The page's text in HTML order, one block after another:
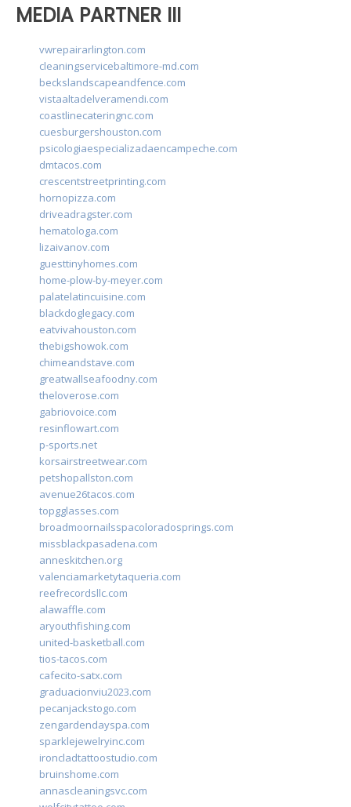
MEDIA PARTNER III
vwrepairarlington.com
cleaningservicebaltimore-md.com
beckslandscapeandfence.com
vistaaltadelveramendi.com
coastlinecateringnc.com
cuesburgershouston.com
psicologiaespecializadaencampeche.com
dmtacos.com
crescentstreetprinting.com
hornopizza.com
driveadragster.com
hematologa.com
lizaivanov.com
guesttinyhomes.com
home-plow-by-meyer.com
palatelatincuisine.com
blackdoglegacy.com
eatvivahouston.com
thebigshowok.com
chimeandstave.com
greatwallseafoodny.com
theloverose.com
gabriovoice.com
resinflowart.com
p-sports.net
korsairstreetwear.com
petshopallston.com
avenue26tacos.com
topgglasses.com
broadmoornailsspacoloradosprings.com
missblackpasadena.com
anneskitchen.org
valenciamarketytaqueria.com
reefrecordsllc.com
alawaffle.com
aryouthfishing.com
united-basketball.com
tios-tacos.com
cafecito-satx.com
graduacionviu2023.com
pecanjackstogo.com
zengardendayspa.com
sparklejewelryinc.com
ironcladtattoostudio.com
bruinshome.com
annascleaningsvc.com